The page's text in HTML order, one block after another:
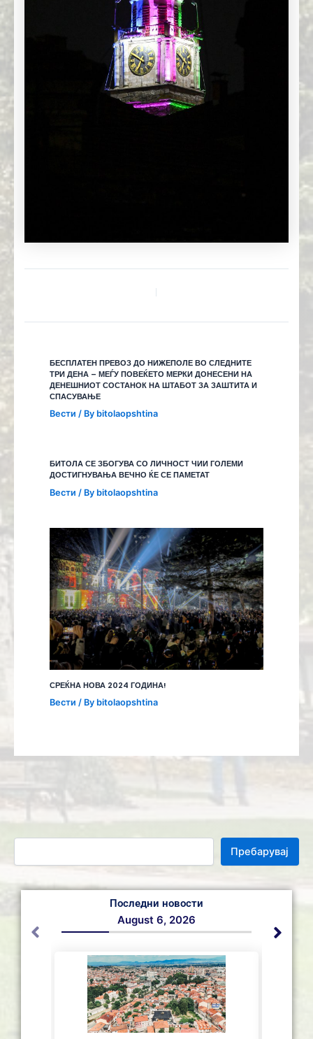
Пребарувај
Последни новости
August 6, 2026
БЕСПЛАТЕН ПРЕВОЗ ДО НИЖЕПОЛЕ ВО СЛЕДНИТЕ
ТРИ ДЕНА – МЕЃУ ПОВЕЌЕТО МЕРКИ ДОНЕСЕНИ НА
ДЕНЕШНИОТ СОСТАНОК НА ШТАБОТ ЗА ЗАШТИТА И
СПАСУВАЊЕ
Вести / By bitolaopshtina
БИТОЛА СЕ ЗБОГУВА СО ЛИЧНОСТ ЧИИ ГОЛЕМИ
ДОСТИГНУВАЊА ВЕЧНО ЌЕ СЕ ПАМЕТАТ
Вести / By bitolaopshtina
СРЕЌНА НОВА 2024 ГОДИНА!
Вести / By bitolaopshtina